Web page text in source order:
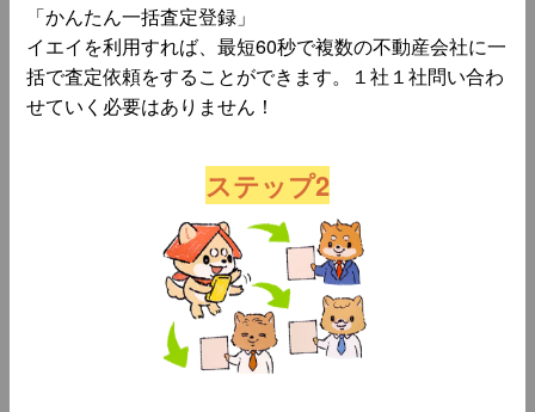
「かんたん一括査定登録」
イエイを利用すれば、最短60秒で複数の不動産会社に一
括で査定依頼をすることができます。１社１社問い合わ
せていく必要はありません！
ステップ2